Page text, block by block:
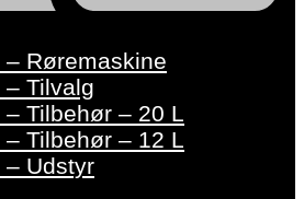
– Røremaskine
– Tilvalg
– Tilbehør – 20 L
– Tilbehør – 12 L
– Udstyr